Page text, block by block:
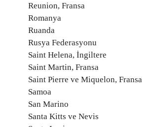
Reunion, Fransa
Romanya
Ruanda
Rusya Federasyonu
Saint Helena, İngiltere
Saint Martin, Fransa
Saint Pierre ve Miquelon, Fransa
Samoa
San Marino
Santa Kitts ve Nevis